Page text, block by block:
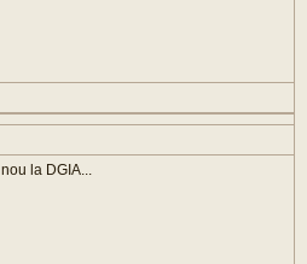
la DGIA...